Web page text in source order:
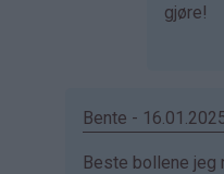
på
gjøre!
Bente -
Som
Beste bollene jeg